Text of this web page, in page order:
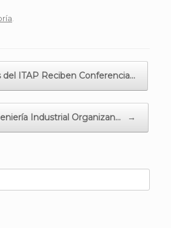
.
del ITAP Reciben Conferencia…
Industrial Organizan… →